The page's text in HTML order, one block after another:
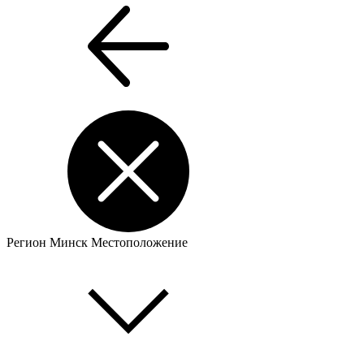
Регион Минск Местоположение